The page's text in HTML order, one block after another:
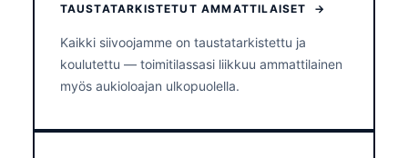
TAUSTATARKISTETUT AMMATTILAISET →
Kaikki siivoojamme on taustatarkistettu ja
koulutettu — toimitilassasi liikkuu ammattilainen
myös aukioloajan ulkopuolella.